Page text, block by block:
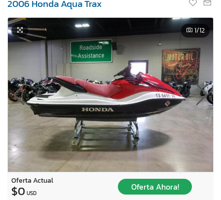
2006 Honda Aqua Trax
1/12
Oferta Actual
$0 USD
Oferta Ahora!